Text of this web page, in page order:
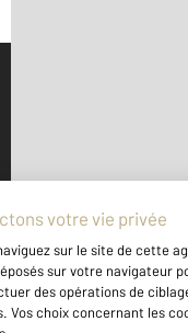
500 m